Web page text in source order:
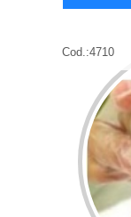
Cod.:4710